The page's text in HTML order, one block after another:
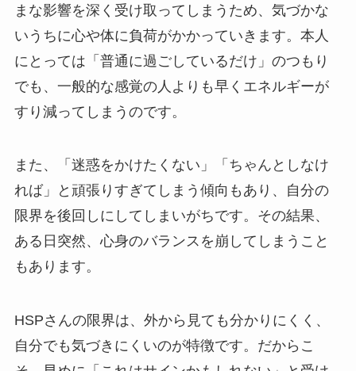
まな影響を深く受け取ってしまうため、気づかな
いうちに心や体に負荷がかかっていきます。本人
にとっては「普通に過ごしているだけ」のつもり
でも、一般的な感覚の人よりも早くエネルギーが
すり減ってしまうのです。
また、「迷惑をかけたくない」「ちゃんとしなけ
れば」と頑張りすぎてしまう傾向もあり、自分の
限界を後回しにしてしまいがちです。その結果、
ある日突然、心身のバランスを崩してしまうこと
もあります。
HSPさんの限界は、外から見ても分かりにくく、
自分でも気づきにくいのが特徴です。だからこ